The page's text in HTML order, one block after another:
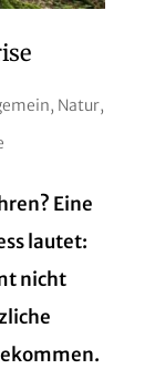
, Natur,
Eine
lautet:
nicht